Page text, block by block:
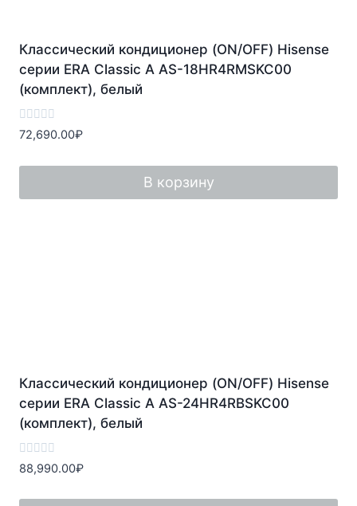
Классический кондиционер (ON/OFF) Hisense
серии ERA Classic A AS-18HR4RMSKC00
(комплект), белый
Оценка
0
5
72,690.00₽
В корзину
Классический кондиционер (ON/OFF) Hisense
серии ERA Classic A AS-24HR4RBSKC00
(комплект), белый
Оценка
0
5
88,990.00₽